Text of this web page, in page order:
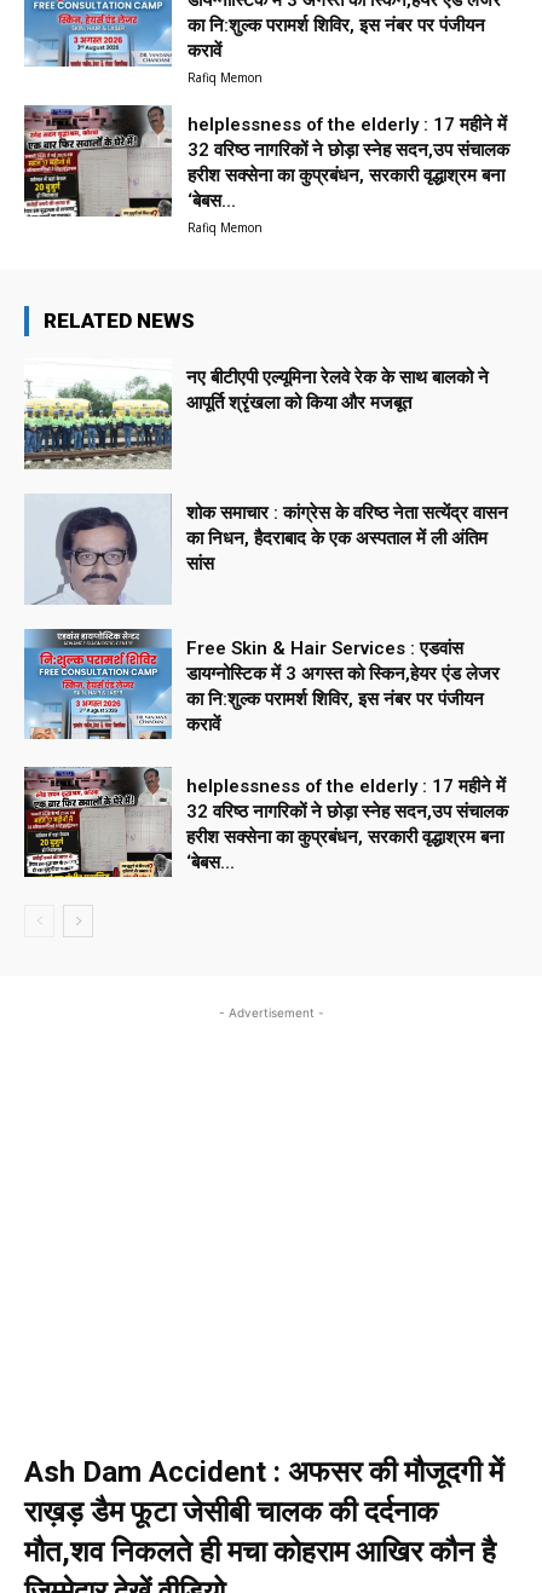
का नि:शुल्क परामर्श शिविर, इस नंबर पर पंजीयन
करावें
Rafiq Memon
helplessness of the elderly : 17 महीने में
32 वरिष्ठ नागरिकों ने छोड़ा स्नेह सदन,उप संचालक
हरीश सक्सेना का कुप्रबंधन, सरकारी वृद्धाश्रम बना
‘बेबस...
Rafiq Memon
RELATED NEWS
नए बीटीएपी एल्यूमिना रेलवे रेक के साथ बालको ने
आपूर्ति श्रृंखला को किया और मजबूत
शोक समाचार : कांग्रेस के वरिष्ठ नेता सत्येंद्र वासन
का निधन, हैदराबाद के एक अस्पताल में ली अंतिम
सांस
Free Skin & Hair Services : एडवांस
डायग्नोस्टिक में 3 अगस्त को स्किन,हेयर एंड लेजर
का नि:शुल्क परामर्श शिविर, इस नंबर पर पंजीयन
करावें
helplessness of the elderly : 17 महीने में
32 वरिष्ठ नागरिकों ने छोड़ा स्नेह सदन,उप संचालक
हरीश सक्सेना का कुप्रबंधन, सरकारी वृद्धाश्रम बना
‘बेबस...
- Advertisement -